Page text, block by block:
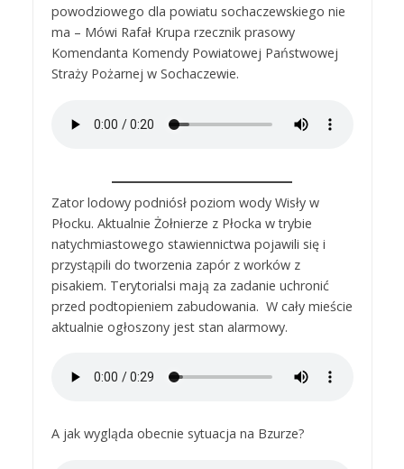
powodziowego dla powiatu sochaczewskiego nie
ma – Mówi Rafał Krupa rzecznik prasowy
Komendanta Komendy Powiatowej Państwowej
Straży Pożarnej w Sochaczewie.
Zator lodowy podniósł poziom wody Wisły w
Płocku. Aktualnie Żołnierze z Płocka w trybie
natychmiastowego stawiennictwa pojawili się i
przystąpili do tworzenia zapór z worków z
pisakiem. Terytorialsi mają za zadanie uchronić
przed podtopieniem zabudowania. W cały mieście
aktualnie ogłoszony jest stan alarmowy.
A jak wygląda obecnie sytuacja na Bzurze?